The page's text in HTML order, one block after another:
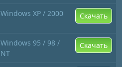
Windows XP / 2000 Скачать
Windows 95 / 98 /
NT
Скачать